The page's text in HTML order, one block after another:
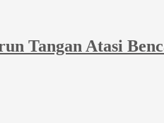
Tangan Atasi